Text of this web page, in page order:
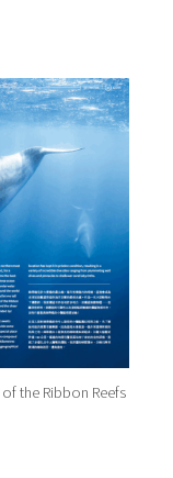
the Ribbon Reefs